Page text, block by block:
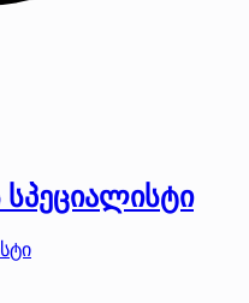
სპეციალისტი